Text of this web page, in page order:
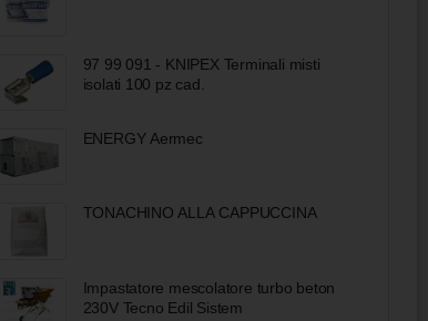
97 99 091 - KNIPEX Terminali misti
isolati 100 pz cad.
ENERGY Aermec
TONACHINO ALLA CAPPUCCINA
Impastatore mescolatore turbo beton
230V Tecno Edil Sistem